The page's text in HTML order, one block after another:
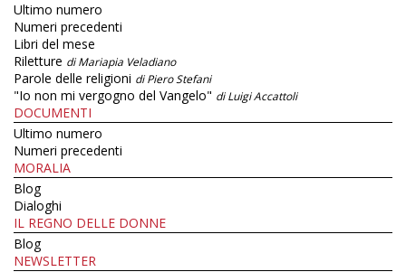
Ultimo numero
Numeri precedenti
Libri del mese
Riletture di Mariapia Veladiano
Parole delle religioni di Piero Stefani
"Io non mi vergogno del Vangelo" di Luigi Accattoli
DOCUMENTI
Ultimo numero
Numeri precedenti
MORALIA
Blog
Dialoghi
IL REGNO DELLE DONNE
Blog
NEWSLETTER